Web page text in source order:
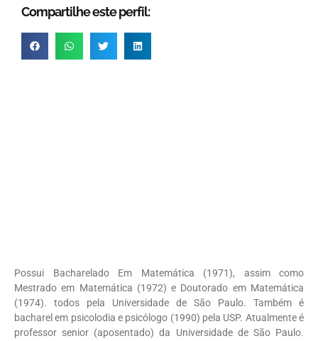
Compartilhe este perfil:
Possui Bacharelado Em Matemática (1971), assim como
Mestrado em Matemática (1972) e Doutorado em Matemática
(1974). todos pela Universidade de São Paulo. Também é
bacharel em psicolodia e psicólogo (1990) pela USP. Atualmente é
professor senior (aposentado) da Universidade de São Paulo.